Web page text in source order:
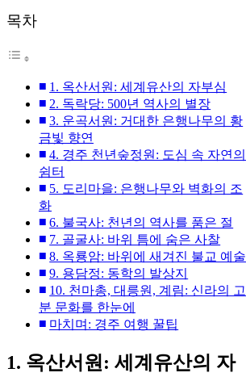
목차
1. 옥산서원: 세계유산의 자부심
2. 독락당: 500년 역사의 별장
3. 운곡서원: 거대한 은행나무의 황
금빛 향연
4. 경주 천년숲정원: 도심 속 자연의
쉼터
5. 도리마을: 은행나무와 벽화의 조
화
6. 불국사: 천년의 역사를 품은 절
7. 골굴사: 바위 틈에 숨은 사찰
8. 옥룡암: 바위에 새겨진 불교 예술
9. 용담정: 동학의 발상지
10. 천마총, 대릉원, 계림: 신라의 고
분 문화를 한눈에
마치며: 경주 여행 꿀팁
1. 옥산서원: 세계유산의 자